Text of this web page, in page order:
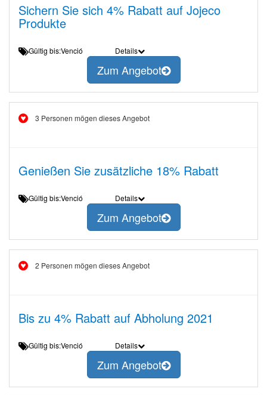
Sichern Sie sich 4% Rabatt auf Jojeco
Produkte
Gültig bis:Venció Details
Zum Angebot
3 Personen mögen dieses Angebot
Genießen Sie zusätzliche 18% Rabatt
Gültig bis:Venció Details
Zum Angebot
2 Personen mögen dieses Angebot
Bis zu 4% Rabatt auf Abholung 2021
Gültig bis:Venció Details
Zum Angebot